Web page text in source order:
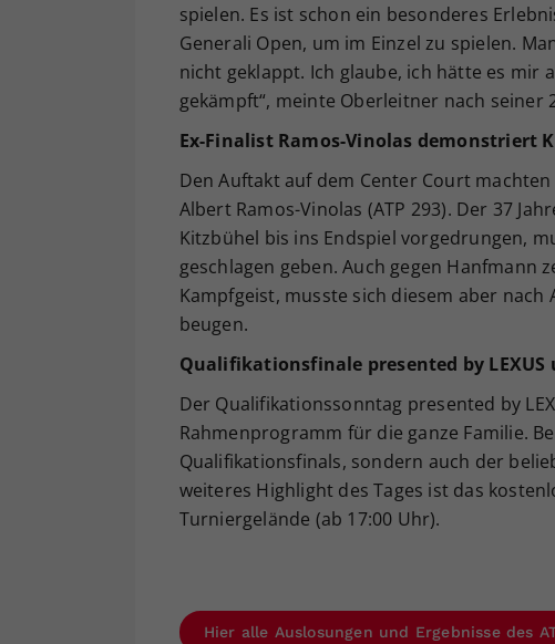
spielen. Es ist schon ein besonderes
Generali Open, um im Einzel zu spielen.
nicht geklappt. Ich glaube, ich hätte es
gekämpft“, meinte Oberleitner nach
Ex-Finalist Ramos-Vinolas demonstriert
Den Auftakt auf dem Center Court
Albert Ramos-Vinolas (ATP 293). Der 37
Kitzbühel bis ins Endspiel vorgedrungen,
geschlagen geben. Auch gegen Hanfmann
Kampfgeist, musste sich diesem aber
beugen.
Qualifikationsfinale presented by
Der Qualifikationssonntag presented by
Rahmenprogramm für die ganze Familie.
Qualifikationsfinals, sondern auch der
weiteres Highlight des Tages ist das
Turniergelände (ab 17:00 Uhr).
Hier alle Auslosungen und Ergebnisse des